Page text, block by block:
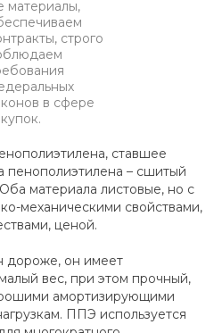
материалы,
строго
в сфере
ставшее
пенополиэтилена – сшитый
материала листовые, но с
механическими свойствами,
ценой.
дороже, он имеет
вес, при этом прочный,
амортизирующими
ППЭ используется